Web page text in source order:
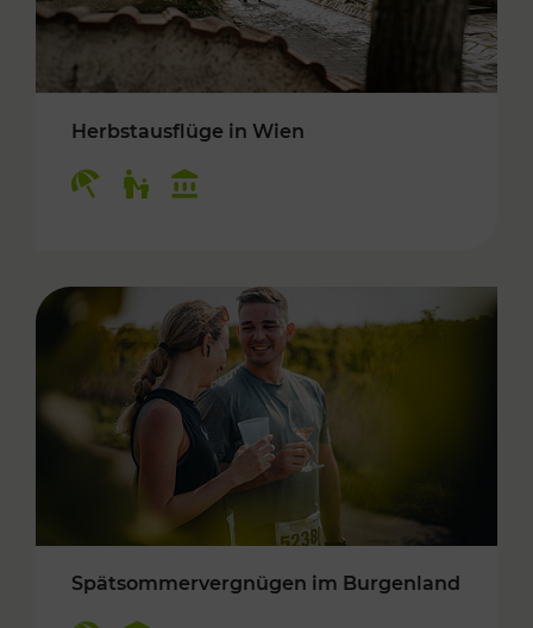
Herbstausflüge in Wien
Spätsommervergnügen im Burgenland